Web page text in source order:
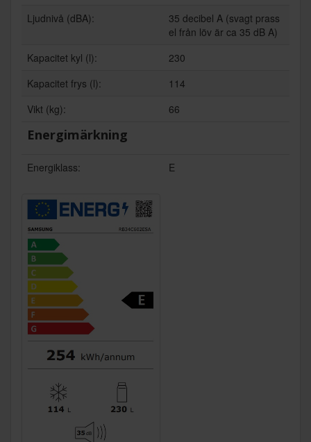
Ljudnivå (dBA):
35 decibel A (svagt prass
el från löv är ca 35 dB A)
Kapacitet kyl (l):
230
Kapacitet frys (l):
114
Vikt (kg):
66
Energimärkning
Energiklass: E